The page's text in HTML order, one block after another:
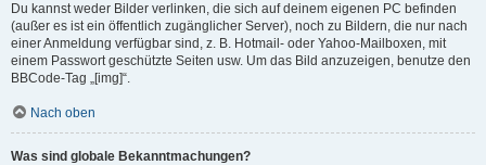
Du kannst weder Bilder verlinken, die sich auf deinem eigenen PC befinden
(außer es ist ein öffentlich zugänglicher Server), noch zu Bildern, die nur nach
einer Anmeldung verfügbar sind, z. B. Hotmail- oder Yahoo-Mailboxen, mit
einem Passwort geschützte Seiten usw. Um das Bild anzuzeigen, benutze den
BBCode-Tag „[img]“.
Nach oben
Was sind globale Bekanntmachungen?